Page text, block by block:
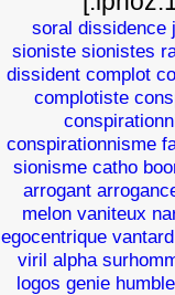
soral dissidence
sioniste sionistes
dissident complot
complotiste
conspirationnisme
sionisme catho
arrogant
melon vaniteux
egocentrique vantard
viril alpha
logos genie humble